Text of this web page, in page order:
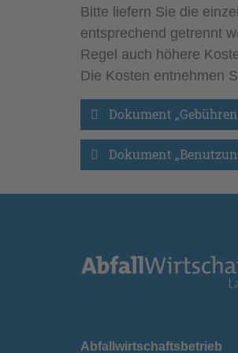
Bitte liefern Sie die
entsprechend getrennt
Regel auch höhere
Die Kosten entnehmen
Dokument
Dokument
Abfallwirtschaftsbetrieb